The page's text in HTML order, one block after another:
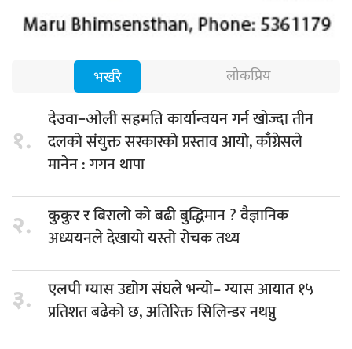
भर्खरै लोकप्रिय
१.
देउवा–ओली सहमतिकार्यान्वयन गर्न खोज्दा तीन
दलको संयुक्त सरकारको प्रस्ताव आयो, काँग्रेसले
मानेन : गगन थापा
२. कुकुर रबिरालो को बढी बुद्धिमान ? वैज्ञानिक
अध्ययनले देखायो यस्तो रोचक तथ्य
३. एलपी ग्यासउद्योग संघले भन्यो– ग्यास आयात १५
प्रतिशत बढेको छ, अतिरिक्त सिलिन्डर नथप्नु